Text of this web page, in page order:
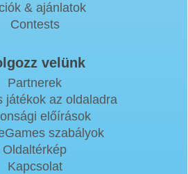
& ajánlatok
Contests
velünk
Partnerek
játékok az oldaladra
előírások
szabályok
Oldaltérkép
Kapcsolat